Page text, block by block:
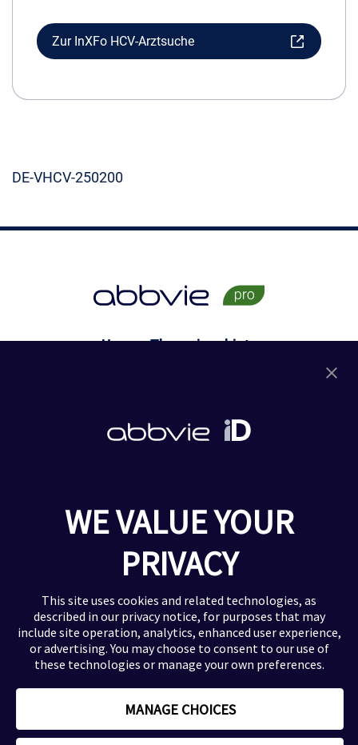
Zur InXFo HCV-Arztsuche
DE-VHCV-250200
Unsere Therapiegebiete
Onkologie
Urologie
Zusätzliche Informationen
Datenschutzerklärung
Nutzungsbedingungen
Kontaktinformation
Sitemap
WE VALUE YOUR
PRIVACY
This site uses cookies and related technologies, as
described in our privacy notice, for purposes that may
include site operation, analytics, enhanced user experience,
or advertising. You may choose to consent to our use of
these technologies or manage your own preferences.
MANAGE CHOICES